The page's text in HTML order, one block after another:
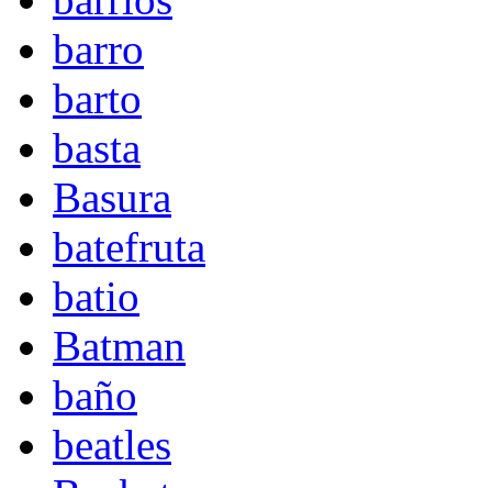
barro
barto
basta
Basura
batefruta
batio
Batman
baño
beatles